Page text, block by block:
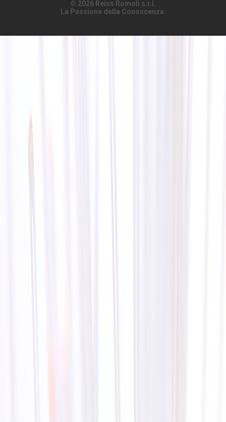
© 2026 Reiss Romoli s.r.l.
La Passione della Conoscenza.